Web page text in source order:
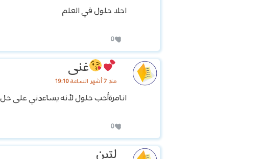
احلا حلول في العلم
0
غنى
منذ 7 أشهر الساعة 19:10
انامرةأحب حلول لأنه يساعدني على
0
لتين